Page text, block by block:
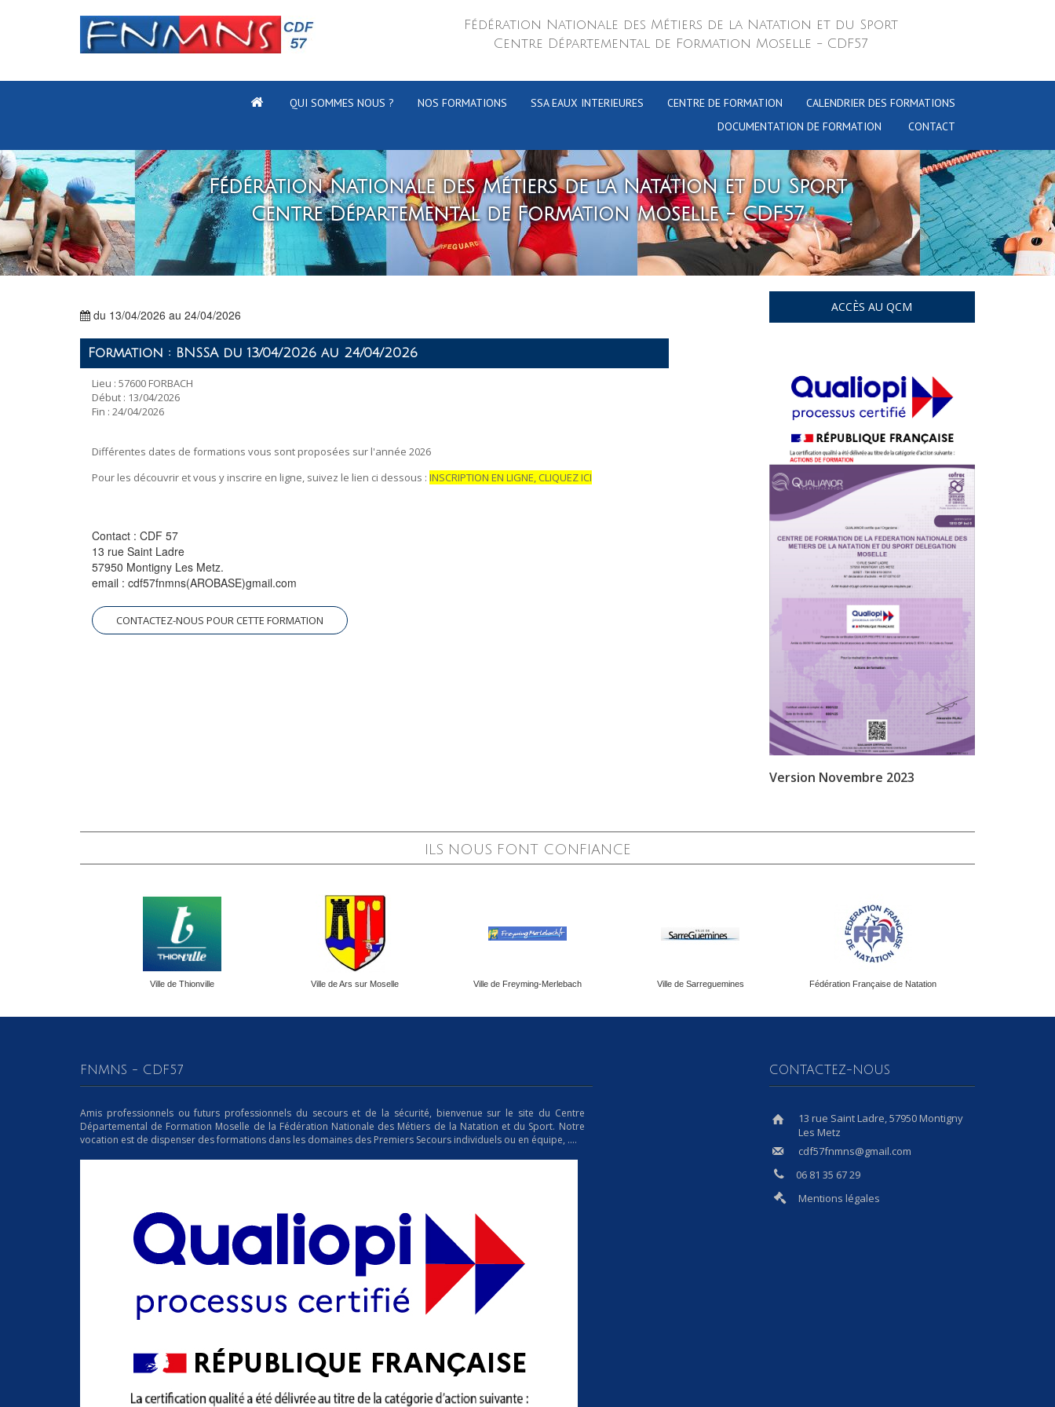
Fédération Nationale des Métiers de la Natation et du Sport
Centre Départemental de Formation Moselle - CDF57
QUI SOMMES NOUS ? NOS FORMATIONS SSA EAUX INTERIEURES CENTRE DE FORMATION
CALENDRIER DES FORMATIONS
DOCUMENTATION DE FORMATION
CONTACT
Fédération Nationale des Métiers de la Natation et du Sport
Centre Départemental de Formation Moselle - CDF57
du 13/04/2026 au 24/04/2026
Formation : BNSSA du 13/04/2026 au 24/04/2026
Lieu : 57600 FORBACH
Début : 13/04/2026
Fin : 24/04/2026
Différentes dates de formations vous sont proposées sur l'année 2026
Pour les découvrir et vous y inscrire en ligne, suivez le lien ci dessous : INSCRIPTION EN LIGNE, CLIQUEZ ICI
Contact : CDF 57
13 rue Saint Ladre
57950 Montigny Les Metz.
email : cdf57fnmns(AROBASE)gmail.com
CONTACTEZ-NOUS POUR CETTE FORMATION
ACCÈS AU QCM
Version Novembre 2023
ILS NOUS FONT CONFIANCE
FNMNS - CDF57
Amis professionnels ou futurs professionnels du secours et de la sécurité, bienvenue sur le site du Centre
Départemental de Formation Moselle de la Fédération Nationale des Métiers de la Natation et du Sport. Notre
vocation est de dispenser des formations dans les domaines des Premiers Secours individuels ou en équipe, ....
CONTACTEZ-NOUS
13 rue Saint Ladre, 57950 Montigny
Les Metz
cdf57fnmns@gmail.com
06 81 35 67 29
Mentions légales